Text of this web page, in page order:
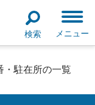
検索 メニュー
・駐在所の一覧